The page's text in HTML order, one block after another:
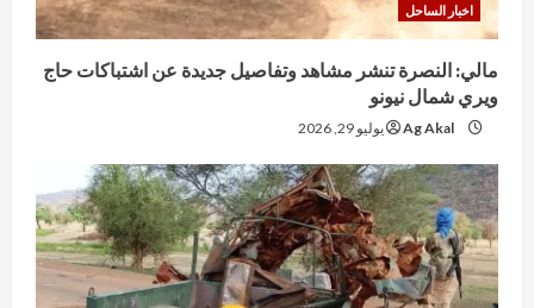
اخبار الساحل
مالي: النصرة تنشر مشاهد وتفاصيل جديدة عن اشتباكات حاج
ويري شمال نيونو
Ag Akal يوليو 29, 2026